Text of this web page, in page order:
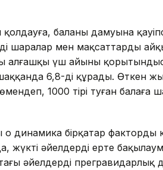
баланың дамуына
шаралар мен мақсаттарды
алғашқы үш айының
шаққанда 6,8-ді құрады. Өткен
1000 тірі туған балаға
динамика бірқатар факторды
жүкті әйелдерді ерте
әйелдерді